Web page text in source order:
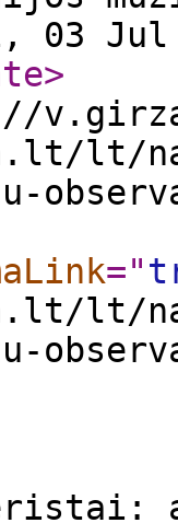
03 Jul
>
lt/
="
lt/